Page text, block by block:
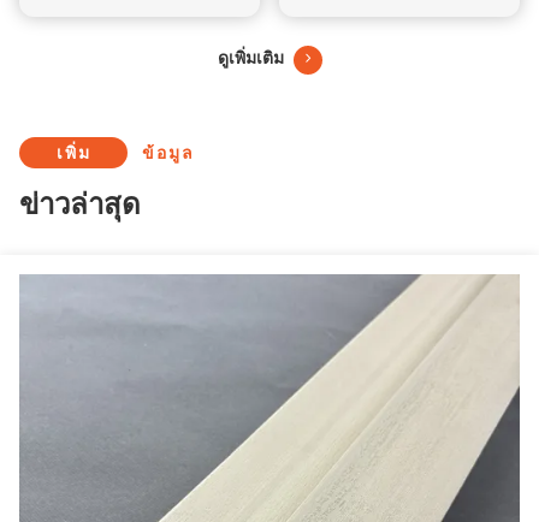
ดูเพิ่มเติม
เพิ่ม ข้อมูล
ข่าวล่าสุด